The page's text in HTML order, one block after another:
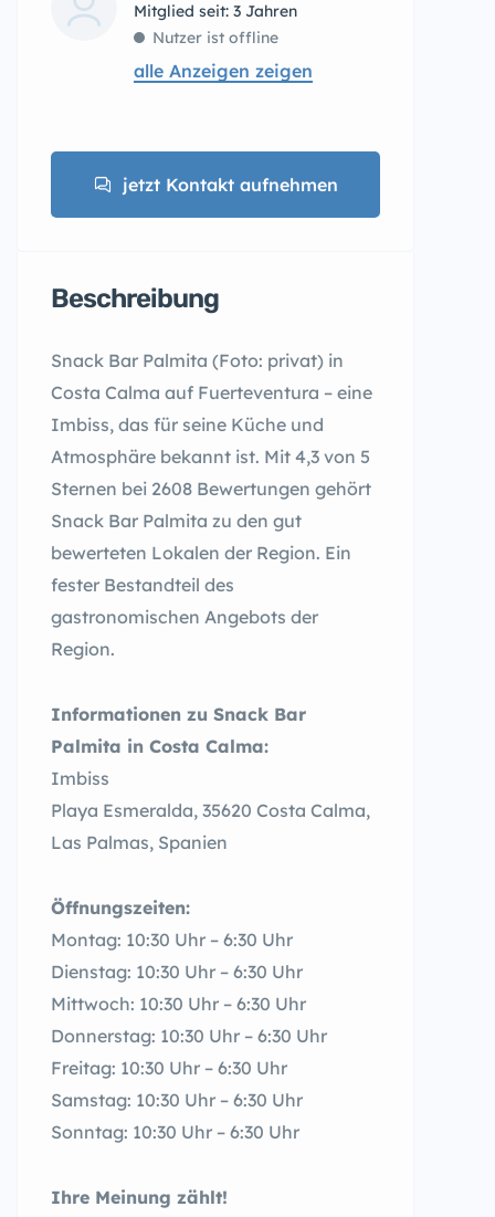
Mitglied seit: 3 Jahren
Nutzer ist offline
alle Anzeigen zeigen
jetzt Kontakt aufnehmen
Beschreibung
Snack Bar Palmita (Foto: privat) in
Costa Calma auf Fuerteventura – eine
Imbiss, das für seine Küche und
Atmosphäre bekannt ist. Mit 4,3 von 5
Sternen bei 2608 Bewertungen gehört
Snack Bar Palmita zu den gut
bewerteten Lokalen der Region. Ein
fester Bestandteil des
gastronomischen Angebots der
Region.
Informationen zu Snack Bar
Palmita in Costa Calma:
Imbiss
Playa Esmeralda, 35620 Costa Calma,
Las Palmas, Spanien
Öffnungszeiten:
Montag: 10:30 Uhr – 6:30 Uhr
Dienstag: 10:30 Uhr – 6:30 Uhr
Mittwoch: 10:30 Uhr – 6:30 Uhr
Donnerstag: 10:30 Uhr – 6:30 Uhr
Freitag: 10:30 Uhr – 6:30 Uhr
Samstag: 10:30 Uhr – 6:30 Uhr
Sonntag: 10:30 Uhr – 6:30 Uhr
Ihre Meinung zählt!